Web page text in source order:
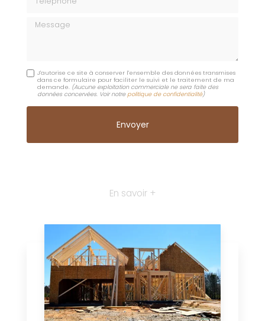
Message
J'autorise ce site à conserver l'ensemble des données transmises
dans ce formulaire pour faciliter le suivi et le traitement de ma
demande. (Aucune exploitation commerciale ne sera faite des
données concervées. Voir notre politique de confidentialité)
En savoir +